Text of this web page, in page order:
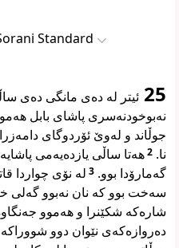
Standard
25 ئیتر لە دەی مانگی دەی
نەبوخودنەسری پاشای بابل
جوڵاند و لەوێ ئۆردوگای
نا. 2هەتا ساڵی یازدەیەمی
گەمارۆدا بوو. 3 لە نۆی چواردا
سەخت بوو کە نان نەبوو گەلی
شارەکە شکێنرا و هەموو
دەروازەکەی نێوان دوو